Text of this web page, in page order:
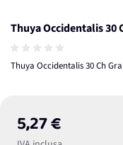
Thuya Occidentalis 30
Thuya Occidentalis 30 Ch
5,27 €